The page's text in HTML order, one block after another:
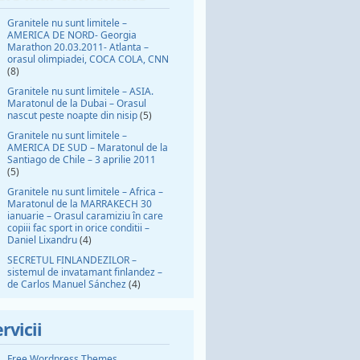
Granitele nu sunt limitele –
AMERICA DE NORD- Georgia
Marathon 20.03.2011- Atlanta –
orasul olimpiadei, COCA COLA, CNN
(8)
Granitele nu sunt limitele – ASIA.
Maratonul de la Dubai – Orasul
nascut peste noapte din nisip(5)
Granitele nu sunt limitele –
AMERICA DE SUD – Maratonul de la
Santiago de Chile – 3 aprilie 2011
(5)
Granitele nu sunt limitele – Africa –
Maratonul de la MARRAKECH 30
ianuarie – Orasul caramiziu în care
copiii fac sport in orice conditii –
Daniel Lixandru(4)
SECRETUL FINLANDEZILOR –
sistemul de invatamant finlandez –
de Carlos Manuel Sánchez(4)